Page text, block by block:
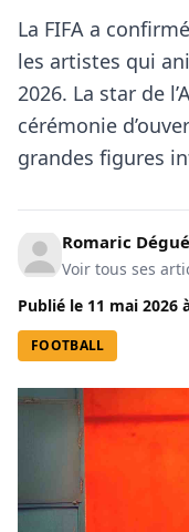
La FIFA a
les artistes qui
2026. La star de
cérémonie
grandes figures
Romaric
Voir tous ses
Publié le 11 mai 2026
FOOTBALL